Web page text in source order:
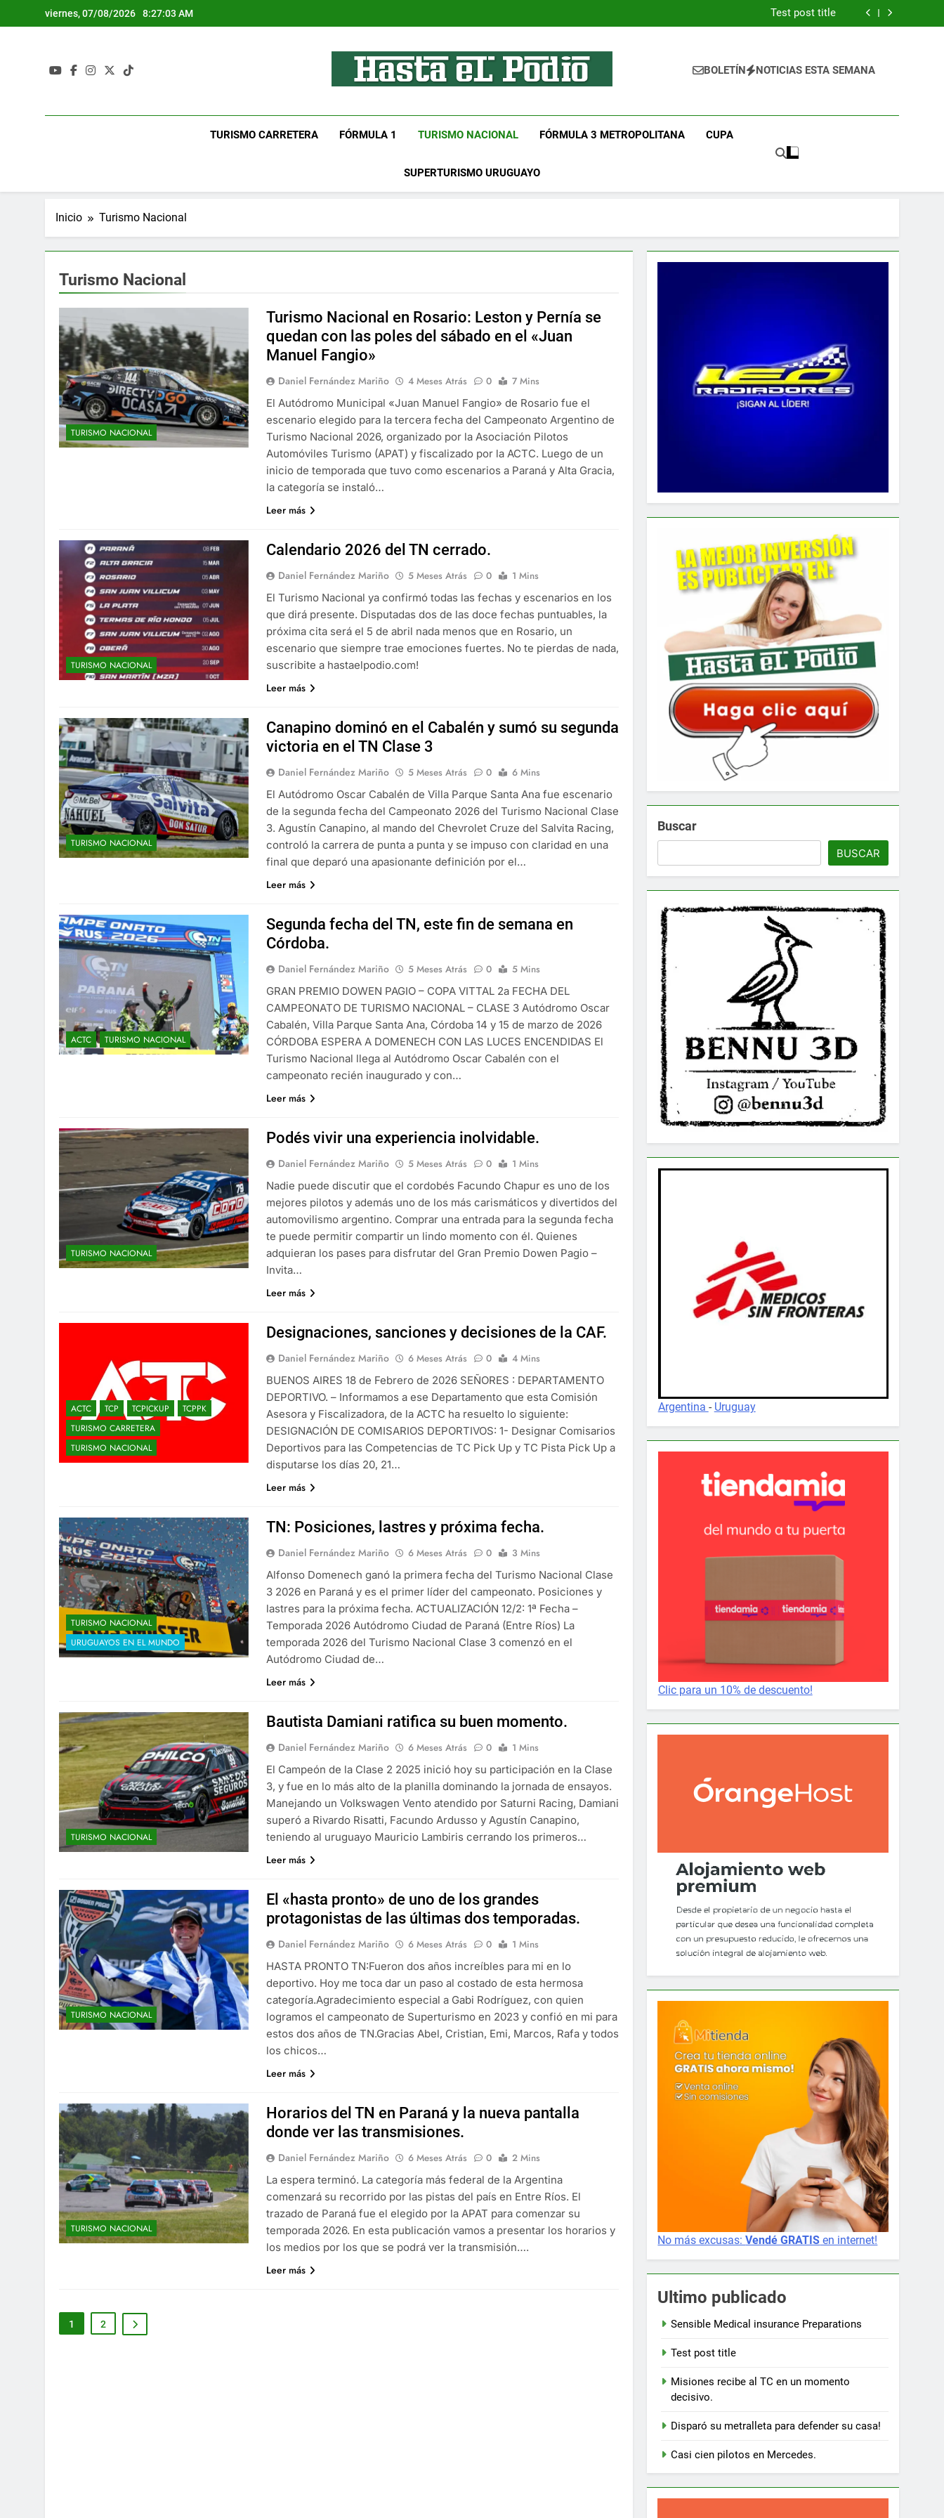
al
viernes, 07/08/2026 8:27:04 AM
Sensible Medical insurance Preparations
Test post title
Hasta El Podio
BOLETÍN NOTICIAS ESTA SEMANA
TURISMO CARRETERA FÓRMULA 1 TURISMO NACIONAL FÓRMULA 3 METROPOLITANA CUPA
SUPERTURISMO URUGUAYO
Inicio Turismo Nacional
Turismo Nacional
TURISMO NACIONAL
Turismo Nacional en Rosario: Leston y Pernía se
quedan con las poles del sábado en el «Juan
Manuel Fangio»
Daniel Fernández Mariño 4 Meses Atrás 0
7 Mins
El Autódromo Municipal «Juan Manuel Fangio» de Rosario fue el
escenario elegido para la tercera fecha del Campeonato Argentino de
Turismo Nacional 2026, organizado por la Asociación Pilotos
Automóviles Turismo (APAT) y fiscalizado por la ACTC. Luego de un
inicio de temporada que tuvo como escenarios a Paraná y Alta Gracia,
la categoría se instaló…
Leer más
TURISMO NACIONAL
Calendario 2026 del TN cerrado.
Daniel Fernández Mariño 5 Meses Atrás 0
1 Mins
El Turismo Nacional ya confirmó todas las fechas y escenarios en los
que dirá presente. Disputadas dos de las doce fechas puntuables, la
próxima cita será el 5 de abril nada menos que en Rosario, un
escenario que siempre trae emociones fuertes. No te pierdas de nada,
suscribite a hastaelpodio.com!
Leer más
TURISMO NACIONAL
Canapino dominó en el Cabalén y sumó su segunda
victoria en el TN Clase 3
Daniel Fernández Mariño 5 Meses Atrás 0
6 Mins
El Autódromo Oscar Cabalén de Villa Parque Santa Ana fue escenario
de la segunda fecha del Campeonato 2026 del Turismo Nacional Clase
3. Agustín Canapino, al mando del Chevrolet Cruze del Salvita Racing,
controló la carrera de punta a punta y se impuso con claridad en una
final que deparó una apasionante definición por el…
Leer más
ACTC TURISMO NACIONAL
Segunda fecha del TN, este fin de semana en
Córdoba.
Daniel Fernández Mariño 5 Meses Atrás 0
5 Mins
GRAN PREMIO DOWEN PAGIO – COPA VITTAL 2a FECHA DEL
CAMPEONATO DE TURISMO NACIONAL – CLASE 3 Autódromo Oscar
Cabalén, Villa Parque Santa Ana, Córdoba 14 y 15 de marzo de 2026
CÓRDOBA ESPERA A DOMENECH CON LAS LUCES ENCENDIDAS El
Turismo Nacional llega al Autódromo Oscar Cabalén con el
campeonato recién inaugurado y con…
Leer más
TURISMO NACIONAL
Podés vivir una experiencia inolvidable.
Daniel Fernández Mariño 5 Meses Atrás 0
1 Mins
Nadie puede discutir que el cordobés Facundo Chapur es uno de los
mejores pilotos y además uno de los más carismáticos y divertidos del
automovilismo argentino. Comprar una entrada para la segunda fecha
te puede permitir compartir un lindo momento con él. Quienes
adquieran los pases para disfrutar del Gran Premio Dowen Pagio –
Invita…
Leer más
ACTC TCP TCPICKUP
TCPPK
TURISMO CARRETERA
TURISMO NACIONAL
Designaciones, sanciones y decisiones de la CAF.
Daniel Fernández Mariño 6 Meses Atrás 0
4 Mins
BUENOS AIRES 18 de Febrero de 2026 SEÑORES : DEPARTAMENTO
DEPORTIVO. – Informamos a ese Departamento que esta Comisión
Asesora y Fiscalizadora, de la ACTC ha resuelto lo siguiente:
DESIGNACIÓN DE COMISARIOS DEPORTIVOS: 1- Designar Comisarios
Deportivos para las Competencias de TC Pick Up y TC Pista Pick Up a
disputarse los días 20, 21…
Leer más
TURISMO NACIONAL
URUGUAYOS EN EL MUNDO
TN: Posiciones, lastres y próxima fecha.
Daniel Fernández Mariño 6 Meses Atrás 0
3 Mins
Alfonso Domenech ganó la primera fecha del Turismo Nacional Clase
3 2026 en Paraná y es el primer líder del campeonato. Posiciones y
lastres para la próxima fecha. ACTUALIZACIÓN 12/2: 1ª Fecha –
Temporada 2026 Autódromo Ciudad de Paraná (Entre Ríos) La
temporada 2026 del Turismo Nacional Clase 3 comenzó en el
Autódromo Ciudad de…
Leer más
TURISMO NACIONAL
Bautista Damiani ratifica su buen momento.
Daniel Fernández Mariño 6 Meses Atrás 0
1 Mins
El Campeón de la Clase 2 2025 inició hoy su participación en la Clase
3, y fue en lo más alto de la planilla dominando la jornada de ensayos.
Manejando un Volkswagen Vento atendido por Saturni Racing, Damiani
superó a Rivardo Risatti, Facundo Ardusso y Agustín Canapino,
teniendo al uruguayo Mauricio Lambiris cerrando los primeros…
Leer más
TURISMO NACIONAL
El «hasta pronto» de uno de los grandes
protagonistas de las últimas dos temporadas.
Daniel Fernández Mariño 6 Meses Atrás 0
1 Mins
HASTA PRONTO TN:Fueron dos años increíbles para mi en lo
deportivo. Hoy me toca dar un paso al costado de esta hermosa
categoría.Agradecimiento especial a Gabi Rodríguez, con quien
logramos el campeonato de Superturismo en 2023 y confió en mi para
estos dos años de TN.Gracias Abel, Cristian, Emi, Marcos, Rafa y todos
los chicos…
Leer más
TURISMO NACIONAL
Horarios del TN en Paraná y la nueva pantalla
donde ver las transmisiones.
Daniel Fernández Mariño 6 Meses Atrás 0
2 Mins
La espera terminó. La categoría más federal de la Argentina
comenzará su recorrido por las pistas del país en Entre Ríos. El
trazado de Paraná fue el elegido por la APAT para comenzar su
temporada 2026. En esta publicación vamos a presentar los horarios y
los medios por los que se podrá ver la transmisión….
Leer más
1 2
Buscar
BUSCAR
Argentina - Uruguay
Clic para un 10% de descuento!
No más excusas:Vendé GRATIS en internet!
Ultimo publicado
Sensible Medical insurance Preparations
Test post title
Misiones recibe al TC en un momento
decisivo.
Disparó su metralleta para defender su casa!
Casi cien pilotos en Mercedes.